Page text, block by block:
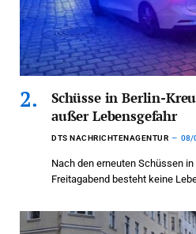
Schüsse in Berlin-
außer Lebensgefahr
DTS NACHRICHTENAGENTUR 08/
Nach den erneuten Schüssen
Freitagabend besteht keine